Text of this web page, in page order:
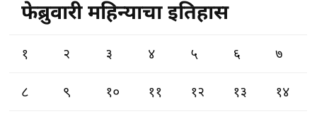
फेब्रुवारी महिन्याचा इतिहास
१ २ ३ ४ ५ ६ ७
८ ९ १० ११ १२ १३ १४